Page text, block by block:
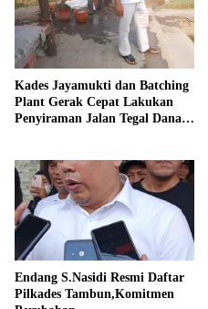
Kades Jayamukti dan Batching
Plant Gerak Cepat Lakukan
Penyiraman Jalan Tegal Danas
Endang S.Nasidi Resmi Daftar
Pilkades Tambun,Komitmen